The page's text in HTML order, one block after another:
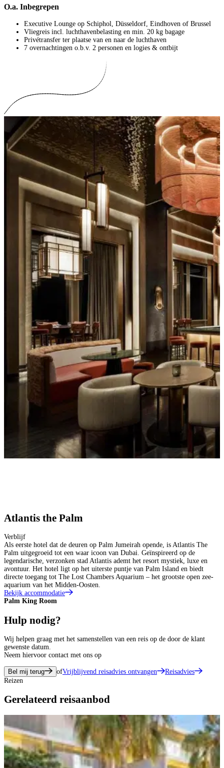
O.a. Inbegrepen
Executive Lounge op Schiphol, Düsseldorf, Eindhoven of Brussel
Vliegreis incl. luchthavenbelasting en min. 20 kg bagage
Privétransfer ter plaatse van en naar de luchthaven
7 overnachtingen o.b.v. 2 personen en logies & ontbijt
Atlantis the Palm
Verblijf
Als eerste hotel dat de deuren op Palm Jumeirah opende, is Atlantis The
Palm uitgegroeid tot een waar icoon van Dubai. Geïnspireerd op de
legendarische, verzonken stad Atlantis ademt het resort mystiek, luxe en
avontuur. Het hotel ligt op het uiterste puntje van Palm Island en biedt
directe toegang tot The Lost Chambers Aquarium – het grootste open zee-
aquarium van het Midden-Oosten.
Bekijk accommodatie
Palm King Room
Hulp nodig?
Wij helpen graag met het samenstellen van een reis op de door de klant
gewenste datum.
Neem hiervoor contact met ons op
Bel mij terug ofVrijblijvend reisadvies ontvangen
Reisadvies
Reizen
Gerelateerd reisaanbod